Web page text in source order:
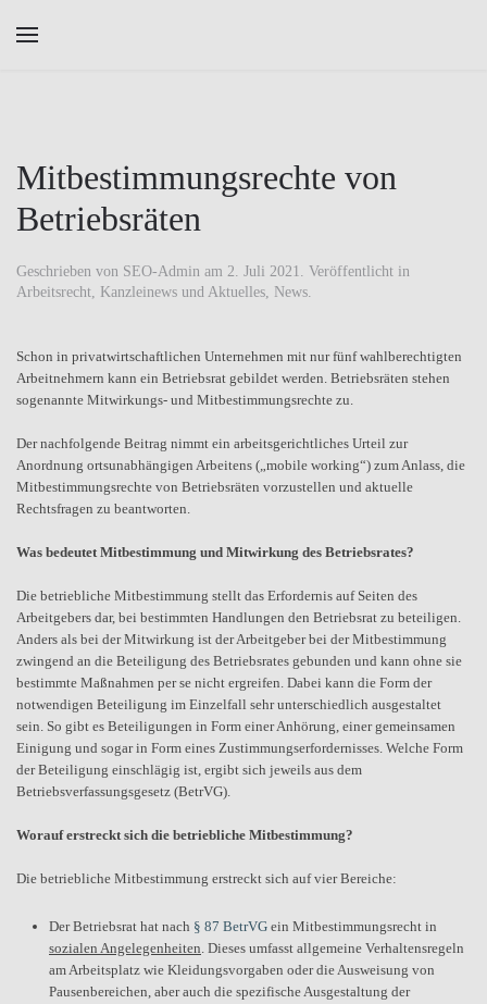
Mitbestimmungsrechte von
Betriebsräten
Geschrieben von SEO-Admin am 2. Juli 2021. Veröffentlicht in
Arbeitsrecht, Kanzleinews und Aktuelles, News.
Schon in privatwirtschaftlichen Unternehmen mit nur fünf wahlberechtigten
Arbeitnehmern kann ein Betriebsrat gebildet werden. Betriebsräten stehen
sogenannte Mitwirkungs- und Mitbestimmungsrechte zu.
Der nachfolgende Beitrag nimmt ein arbeitsgerichtliches Urteil zur
Anordnung ortsunabhängigen Arbeitens („mobile working“) zum Anlass, die
Mitbestimmungsrechte von Betriebsräten vorzustellen und aktuelle
Rechtsfragen zu beantworten.
Was bedeutet Mitbestimmung und Mitwirkung des Betriebsrates?
Die betriebliche Mitbestimmung stellt das Erfordernis auf Seiten des
Arbeitgebers dar, bei bestimmten Handlungen den Betriebsrat zu beteiligen.
Anders als bei der Mitwirkung ist der Arbeitgeber bei der Mitbestimmung
zwingend an die Beteiligung des Betriebsrates gebunden und kann ohne sie
bestimmte Maßnahmen per se nicht ergreifen. Dabei kann die Form der
notwendigen Beteiligung im Einzelfall sehr unterschiedlich ausgestaltet
sein. So gibt es Beteiligungen in Form einer Anhörung, einer gemeinsamen
Einigung und sogar in Form eines Zustimmungserfordernisses. Welche Form
der Beteiligung einschlägig ist, ergibt sich jeweils aus dem
Betriebsverfassungsgesetz (BetrVG).
Worauf erstreckt sich die betriebliche Mitbestimmung?
Die betriebliche Mitbestimmung erstreckt sich auf vier Bereiche:
Der Betriebsrat hat nach § 87 BetrVG ein Mitbestimmungsrecht in
sozialen Angelegenheiten. Dieses umfasst allgemeine Verhaltensregeln
am Arbeitsplatz wie Kleidungsvorgaben oder die Ausweisung von
Pausenbereichen, aber auch die spezifische Ausgestaltung der